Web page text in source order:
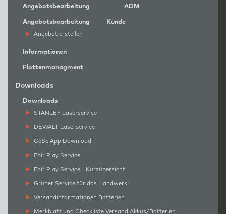
Angebotsbearbeitung ADM
Angebotsbearbeitung Kunde
Angebot erstellen
Informationen
Flottenmanagment
Downloads
Downloads
STANLEY Laserservice
DEWALT Laserservice
GeSe App Download
Fair Play Service
Fair Play Service - Kurzübersicht
Grüner Service für das Handwerk
Versandinformationen Batterien
Merkblatt und Checkliste Versand Akkus/Batterien